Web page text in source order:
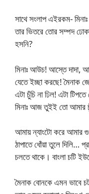
সাথে সংলাপ এইরকম-
তার ভিতরে তোর সম্পদ
হসনি?
মিনাঃ আউচ! আস্তে দাদা,
যেতে ইচ্ছা করছে! মৈনাক
এটা চুঁচি না ঢিল! এটা
মিনাঃ আজ তুইই তো আমার
আমায় ন্যাংটো করে আমার
ঠাপাতে ধোঁয়া তুলে দিলি…
চলতে থাকে। বাংলা চটি
মৈনাক বোনকে এমন ভাবে